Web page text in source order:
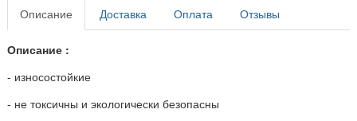
Описание Доставка Оплата Отзывы
Описание :
- износостойкие
- не токсичны и экологически безопасны